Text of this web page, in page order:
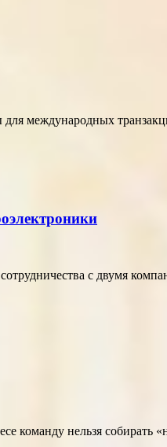
международных
с двумя
команду нельзя собирать